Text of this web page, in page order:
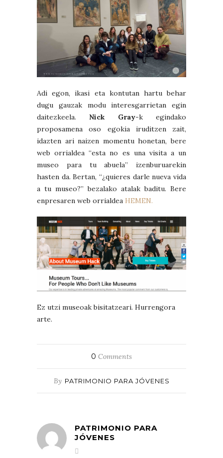
Adi egon, ikasi eta kontutan hartu behar
dugu gauzak modu interesgarrietan egin
daitezkeela.Nick Gray-k egindako
proposamena oso egokia iruditzen zait,
idazten ari naizen momentu honetan, bere
web orrialdea “esta no es una visita a un
museo para tu abuela” izenburuarekin
hasten da. Bertan, “¿quieres darle nueva vida
a tu museo?” bezalako atalak baditu. Bere
enpresaren web orrialdea HEMEN.
Ez utzi museoak bisitatzeari. Hurrengora
arte.
0 Comments
By PATRIMONIO PARA JÓVENES
PATRIMONIO PARA
JÓVENES